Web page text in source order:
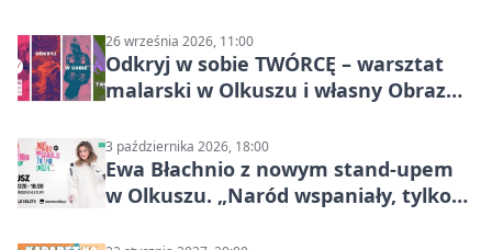
26 września 2026, 11:00
Odkryj w sobie TWÓRCĘ – warsztat
malarski w Olkuszu i własny Obraz
3 października 2026, 18:00
Ewa Błachnio z nowym stand-upem
w Olkuszu. „Naród wspaniały, tylko